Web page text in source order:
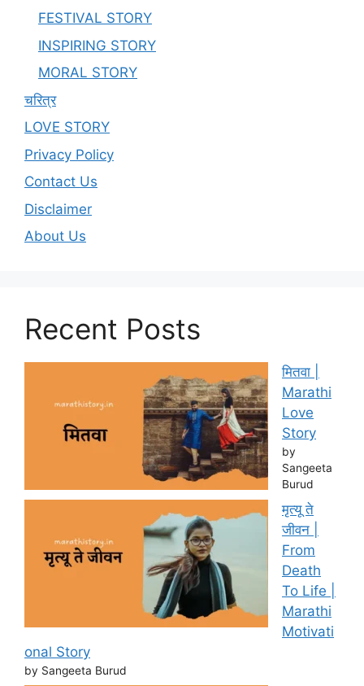
FESTIVAL STORY
INSPIRING STORY
MORAL STORY
चरित्र
LOVE STORY
Privacy Policy
Contact Us
Disclaimer
About Us
Recent Posts
मितवा |
Marathi
Love
Story
by
Sangeeta
Burud
मृत्यू ते
जीवन |
From
Death
To Life |
Marathi
Motivati
onal Story
by Sangeeta Burud